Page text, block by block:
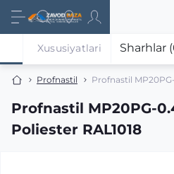
Profnastil Profnastil MP20PG-
Profnastil MP20PG-
Poliester RAL1018
Xususiyatlari Sharhlar